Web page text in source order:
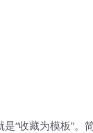
“收藏为模板”。